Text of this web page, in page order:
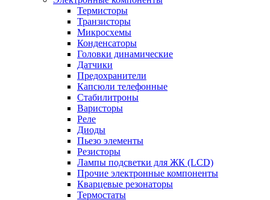
Термисторы
Транзисторы
Микросхемы
Конденсаторы
Головки динамические
Датчики
Предохранители
Капсюли телефонные
Стабилитроны
Варисторы
Реле
Диоды
Пьезо элементы
Резисторы
Лампы подсветки для ЖК (LCD)
Прочие электронные компоненты
Кварцевые резонаторы
Термостаты